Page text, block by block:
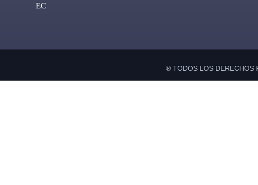
EC
® TODOS LOS DERECHOS